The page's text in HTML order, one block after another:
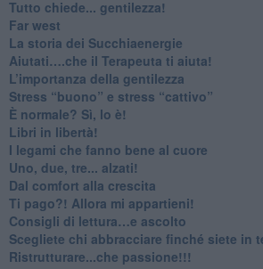
​Tutto chiede... gentilezza!
​Far west
​La storia dei Succhiaenergie
​Aiutati….che il Terapeuta ti aiuta!
​L’importanza della gentilezza
​Stress “buono” e stress “cattivo”
​È normale? Sì, lo è!
​Libri in libertà!
​I legami che fanno bene al cuore
Uno, due, tre... alzati!​
​Dal comfort alla crescita
​Ti pago?! Allora mi appartieni!​
​Consigli di lettura…e ascolto
​Scegliete chi abbracciare finché siete in
​Ristrutturare...che passione!!!